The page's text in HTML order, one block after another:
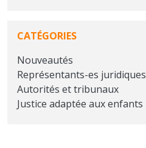
CATÉGORIES
Nouveautés
Représentants-es juridiques
Autorités et tribunaux
Justice adaptée aux enfants